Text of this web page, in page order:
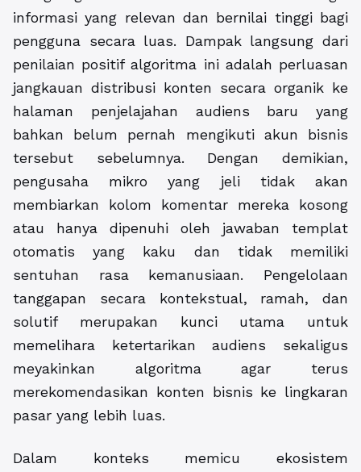
informasi yang relevan dan bernilai tinggi bagi
pengguna secara luas. Dampak langsung dari
penilaian positif algoritma ini adalah perluasan
jangkauan distribusi konten secara organik ke
halaman penjelajahan audiens baru yang
bahkan belum pernah mengikuti akun bisnis
tersebut sebelumnya. Dengan demikian,
pengusaha mikro yang jeli tidak akan
membiarkan kolom komentar mereka kosong
atau hanya dipenuhi oleh jawaban templat
otomatis yang kaku dan tidak memiliki
sentuhan rasa kemanusiaan. Pengelolaan
tanggapan secara kontekstual, ramah, dan
solutif merupakan kunci utama untuk
memelihara ketertarikan audiens sekaligus
meyakinkan algoritma agar terus
merekomendasikan konten bisnis ke lingkaran
pasar yang lebih luas.
Dalam konteks memicu ekosistem